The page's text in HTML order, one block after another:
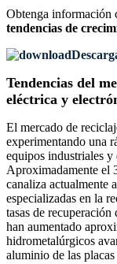
Obtenga información
tendencias de
Tendencias del
eléctrica y
El mercado de
experimentando una
equipos industriales y
Aproximadamente el
canaliza actualmente
especializadas en la
tasas de
han aumentado
hidrometalúrgicos
aluminio de las